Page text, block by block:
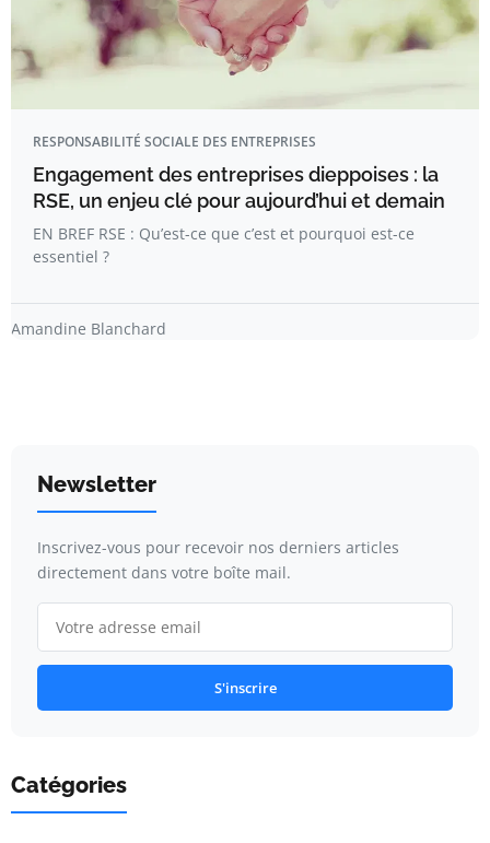
RESPONSABILITÉ SOCIALE DES ENTREPRISES
Engagement des entreprises dieppoises : la
RSE, un enjeu clé pour aujourd’hui et demain
EN BREF RSE : Qu’est-ce que c’est et pourquoi est-ce
essentiel ?
Amandine Blanchard
Newsletter
Inscrivez-vous pour recevoir nos derniers articles
directement dans votre boîte mail.
S'inscrire
Catégories